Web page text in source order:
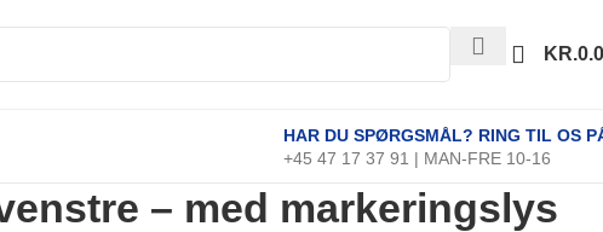
KR.
HAR DU SPØRGSMÅL? RING TIL OS
+45 47 17 37 91 | MAN-FRE 10-16
– med markeringslys